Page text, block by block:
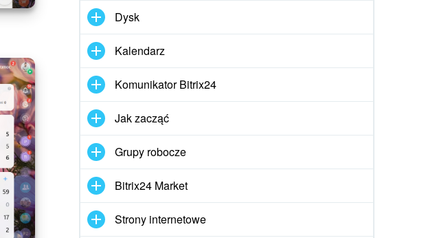
Dysk
Kalendarz
Komunikator Bitrix24
Jak zacząć
Grupy robocze
Bitrix24 Market
Strony internetowe